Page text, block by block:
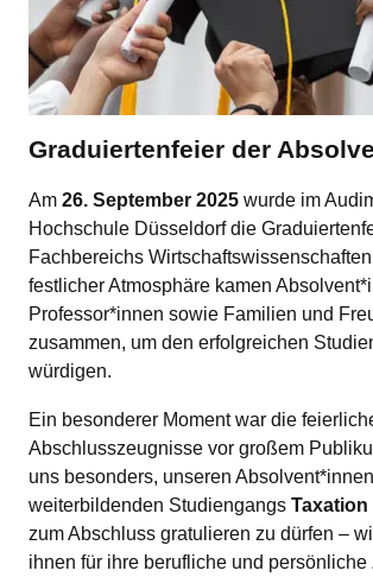
Graduiertenfeier der
Am26. September 2025 wurde im
Hochschule Düsseldorf die
Fachbereichs
festlicher Atmosphäre kamen
Professor*innen sowie Familien und
zusammen, um den erfolgreichen
würdigen.
Ein besonderer Moment war die
Abschlusszeugnisse vor großem
uns besonders, unseren
weiterbildenden StudiengangsTaxation
zum Abschluss gratulieren zu dürfen –
ihnen für ihre berufliche und